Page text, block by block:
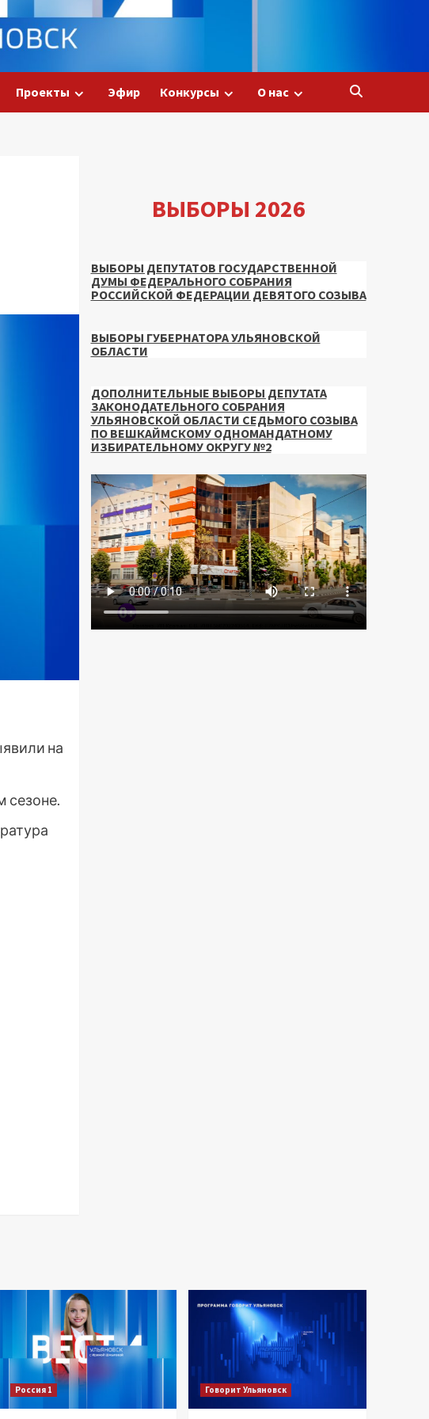
Проекты Эфир Конкурсы О нас
на
сезоне.
ВЫБОРЫ 2026
ВЫБОРЫ ДЕПУТАТОВ ГОСУДАРСТВЕННОЙ
ДУМЫ ФЕДЕРАЛЬНОГО СОБРАНИЯ
РОССИЙСКОЙ ФЕДЕРАЦИИ ДЕВЯТОГО СОЗЫВА
ВЫБОРЫ ГУБЕРНАТОРА УЛЬЯНОВСКОЙ
ОБЛАСТИ
ДОПОЛНИТЕЛЬНЫЕ ВЫБОРЫ ДЕПУТАТА
ЗАКОНОДАТЕЛЬНОГО СОБРАНИЯ
УЛЬЯНОВСКОЙ ОБЛАСТИ СЕДЬМОГО СОЗЫВА
ПО ВЕШКАЙМСКОМУ ОДНОМАНДАТНОМУ
ИЗБИРАТЕЛЬНОМУ ОКРУГУ №2
Россия 1 Говорит Ульяновск